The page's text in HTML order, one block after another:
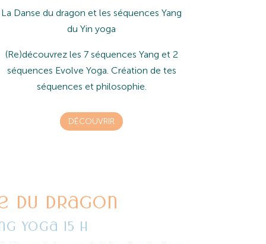
La Danse du dragon et les séquences Yang
du Yin yoga
(Re)découvrez les 7 séquences Yang et 2
séquences Evolve Yoga. Création de tes
séquences et philosophie.
DÉCOUVRIR
du dragon
yoga 15 h